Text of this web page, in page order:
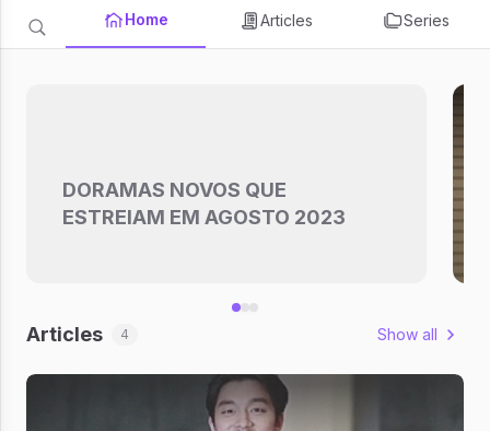
Home Articles Series
DORAMAS NOVOS QUE
ESTREIAM EM AGOSTO 2023
Articles 4 Show all